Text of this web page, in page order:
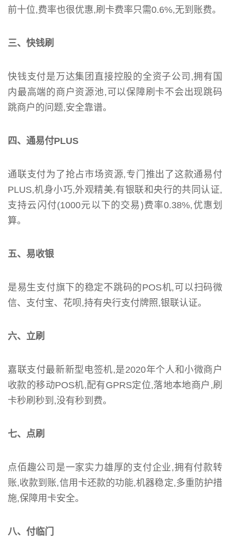
前十位,费率也很优惠,刷卡费率只需0.6%,无到账费。
三、快钱刷
快钱支付是万达集团直接控股的全资子公司,拥有国
内最高端的商户资源池,可以保障刷卡不会出现跳码
跳商户的问题,安全靠谱。
四、通易付PLUS
通联支付为了抢占市场资源,专门推出了这款通易付
PLUS,机身小巧,外观精美,有银联和央行的共同认证,
支持云闪付(1000元以下的交易)费率0.38%,优惠划
算。
五、易收银
是易生支付旗下的稳定不跳码的POS机,可以扫码微
信、支付宝、花呗,持有央行支付牌照,银联认证。
六、立刷
嘉联支付最新新型电签机,是2020年个人和小微商户
收款的移动POS机,配有GPRS定位,落地本地商户,刷
卡秒刷秒到,没有秒到费。
七、点刷
点佰趣公司是一家实力雄厚的支付企业,拥有付款转
账,收款到账,信用卡还款的功能,机器稳定,多重防护措
施,保障用卡安全。
八、付临门